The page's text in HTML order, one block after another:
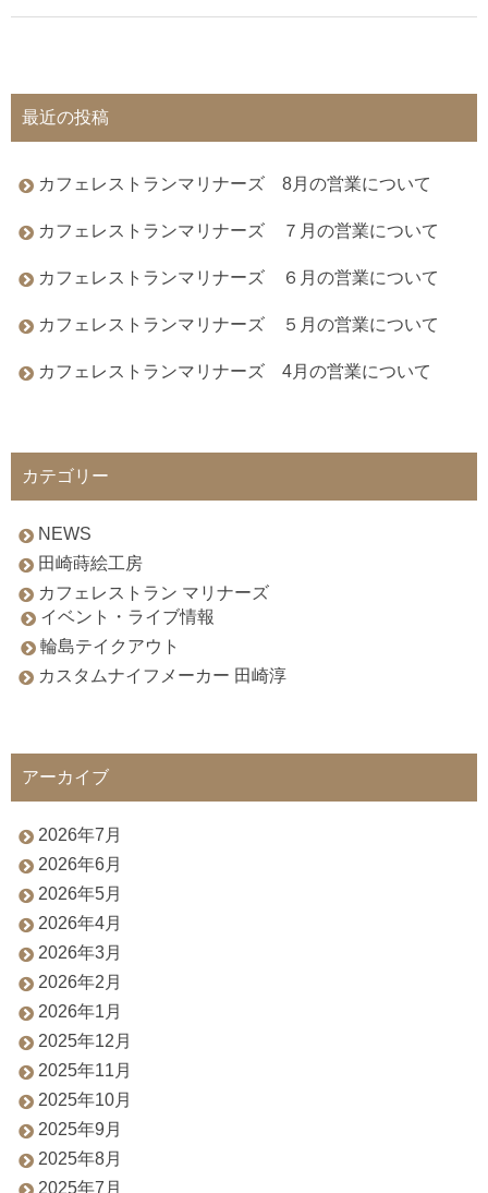
最近の投稿
カフェレストランマリナーズ 8月の営業について
カフェレストランマリナーズ ７月の営業について
カフェレストランマリナーズ ６月の営業について
カフェレストランマリナーズ ５月の営業について
カフェレストランマリナーズ 4月の営業について
カテゴリー
NEWS
田崎蒔絵工房
カフェレストラン マリナーズ
イベント・ライブ情報
輪島テイクアウト
カスタムナイフメーカー 田崎淳
アーカイブ
2026年7月
2026年6月
2026年5月
2026年4月
2026年3月
2026年2月
2026年1月
2025年12月
2025年11月
2025年10月
2025年9月
2025年8月
2025年7月